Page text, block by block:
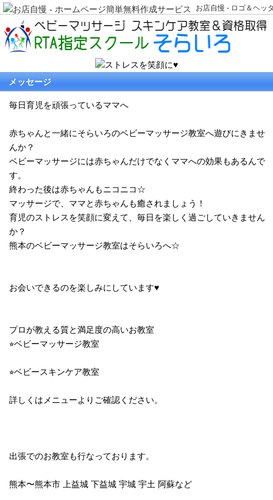
お店自慢 - ロゴ＆ヘッ
メッセージ
毎日育児を頑張っているママへ
赤ちゃんと一緒にそらいろのベビーマッサージ教室へ遊びにきませ
んか？
ベビーマッサージには赤ちゃんだけでなくママへの効果もあるんで
す。
終わった後は赤ちゃんもニコニコ☆
マッサージで、ママと赤ちゃんも癒されましょう！
育児のストレスを笑顔に変えて、毎日を楽しく過ごしていきません
か？
熊本のベビーマッサージ教室はそらいろへ☆
お会いできるのを楽しみにしています♥︎
プロが教える質と満足度の高いお教室
⭐︎ベビーマッサージ教室
⭐︎ベビースキンケア教室
詳しくはメニューよりご確認ください。
出張でのお教室も行なっております。
熊本〜熊本市 上益城 下益城 宇城 宇土 阿蘇など